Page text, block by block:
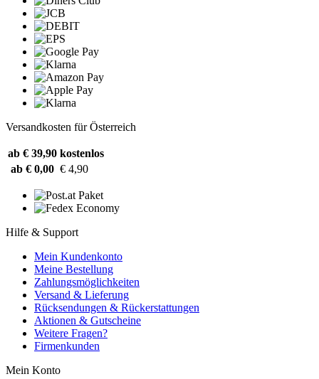
Versandkosten für Österreich
ab € 39,90 kostenlos
ab € 0,00 € 4,90
Hilfe & Support
Mein Kundenkonto
Meine Bestellung
Zahlungsmöglichkeiten
Versand & Lieferung
Rücksendungen & Rückerstattungen
Aktionen & Gutscheine
Weitere Fragen?
Firmenkunden
Mein Konto